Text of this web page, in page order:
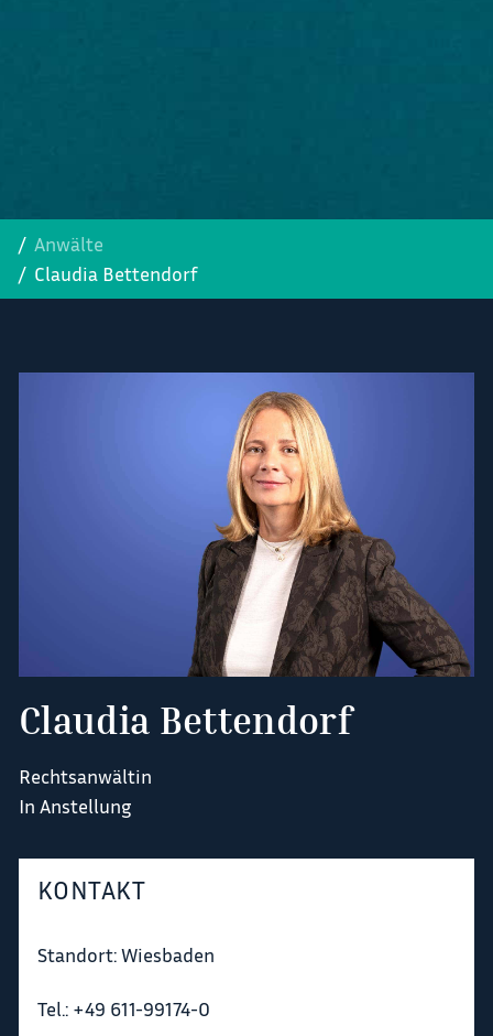
Anwälte
Claudia Bettendorf
Claudia Bettendorf
Rechtsanwältin
In Anstellung
KONTAKT
Standort: Wiesbaden
Tel.: +49 611-99174-0